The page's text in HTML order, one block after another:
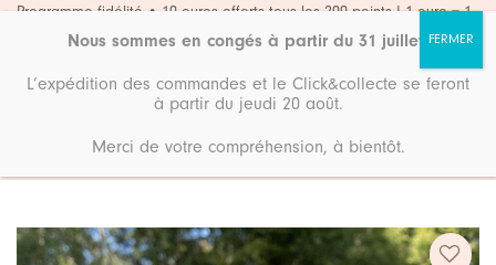
Passer
Programme fidélité • 10 euros offerts tous les 200 points ! 1 euro = 1
Accueil Boutique Eveil & jeux
Nous sommes en congés à partir du 31 juillet
L’expédition des commandes et le Click&collecte se feront
à partir du jeudi 20 août.
Merci de votre compréhension, à bientôt.